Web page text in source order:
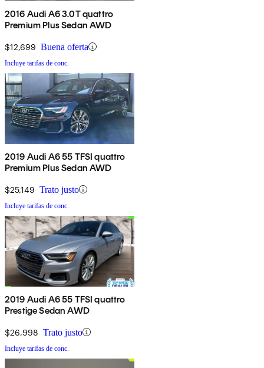
2016 Audi A6 3.0T quattro
Premium Plus Sedan AWD
$12,699 Buena oferta
Incluye tarifas de conc.
2019 Audi A6 55 TFSI quattro
Premium Plus Sedan AWD
$25,149 Trato justo
Incluye tarifas de conc.
2019 Audi A6 55 TFSI quattro
Prestige Sedan AWD
$26,998 Trato justo
Incluye tarifas de conc.